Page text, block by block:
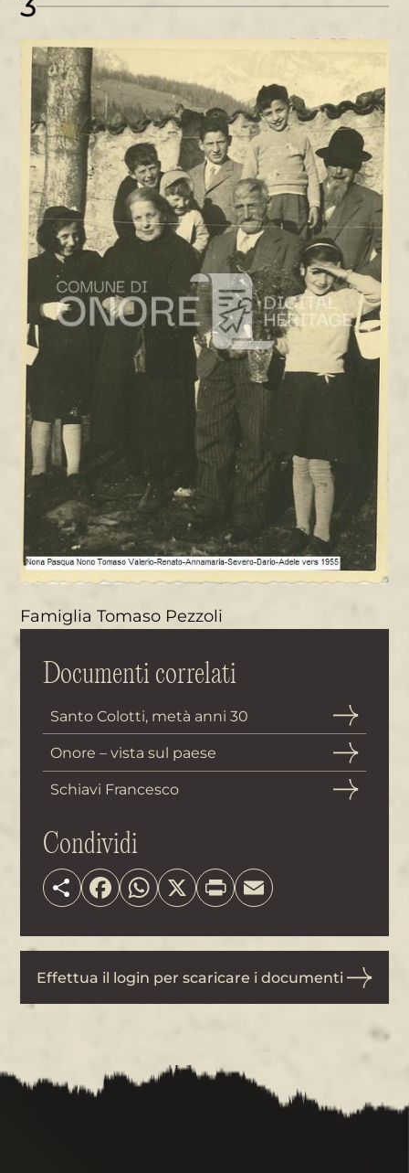
Famiglia Tomaso Pezzoli
Documenti correlati
Santo Colotti, metà anni 30
Onore – vista sul paese
Schiavi Francesco
Condividi
ShareFacebookWhatsApp
X PrintEmail
Effettua il login per scaricare i documenti